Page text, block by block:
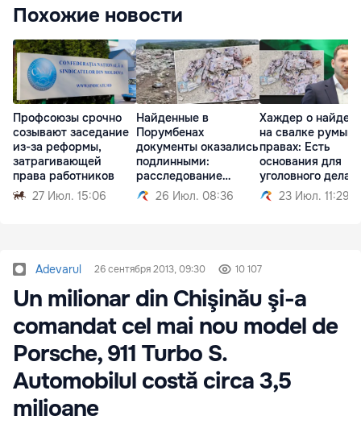
Похожие новости
Профсоюзы срочно
созывают заседание
из-за реформы,
затрагивающей
права работников
27 Июл. 15:06
Найденные в
Порумбенах
документы оказались
подлинными:
расследование
продолжается
26 Июл. 08:36
Хаждер о
на свалке
правах: Есть
основания для
уголовного дела
23 Июл. 11:29
Adevarul 26 сентября 2013, 09:30 10 107
Un milionar din Chişinău şi-a
comandat cel mai nou model de
Porsche, 911 Turbo S.
Automobilul costă circa 3,5
milioane